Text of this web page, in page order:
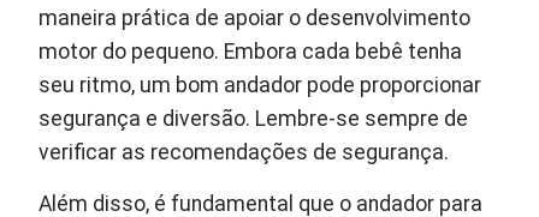
maneira prática de apoiar o desenvolvimento
motor do pequeno. Embora cada bebê tenha
seu ritmo, um bom andador pode proporcionar
segurança e diversão. Lembre-se sempre de
verificar as recomendações de segurança.
Além disso, é fundamental que o andador para